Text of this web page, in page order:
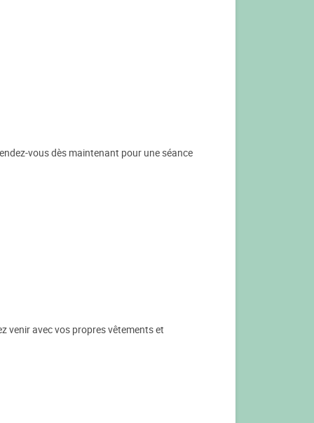
vous dès maintenant pour une séance
venir avec vos propres vêtements et